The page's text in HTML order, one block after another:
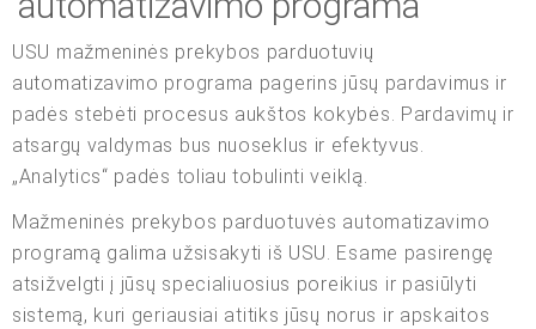
USU mažmeninės prekybos parduotuvių
automatizavimo programa pagerins jūsų pardavimus ir
padės stebėti procesus aukštos kokybės. Pardavimų ir
atsargų valdymas bus nuoseklus ir efektyvus.
„Analytics“ padės toliau tobulinti veiklą.
Mažmeninės prekybos parduotuvės automatizavimo
programą galima užsisakyti iš USU. Esame pasirengę
atsižvelgti į jūsų specialiuosius poreikius ir pasiūlyti
sistemą, kuri geriausiai atitiks jūsų norus ir apskaitos